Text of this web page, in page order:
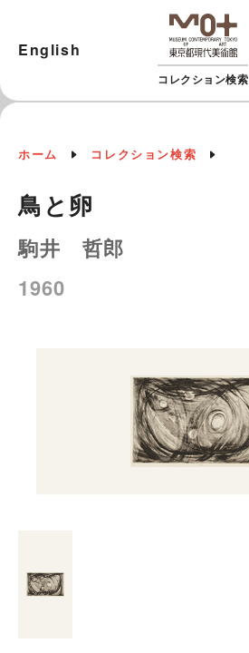
コレクション検索
English
ホーム コレクション検索
鳥と卵
駒井 哲郎
1960